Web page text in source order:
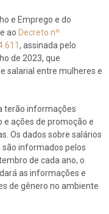
e Emprego e do
ao Decreto nº
, assinada pelo
de 2023, que
salarial entre mulheres e
terão informações
ações de promoção e
Os dados sobre salários
são informados pelos
de cada ano, o
as informações e
de gênero no ambiente